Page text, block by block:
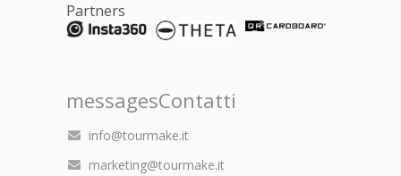
Partners
messagesContatti
info@tourmake.it
marketing@tourmake.it